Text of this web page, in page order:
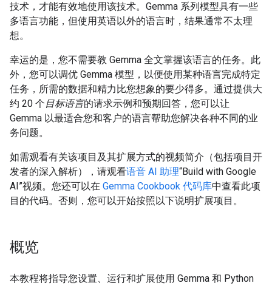
技术，才能有效地使用该技术。Gemma 系列模型具有一些
多语言功能，但使用英语以外的语言时，结果通常不太理
想。
幸运的是，您不需要教 Gemma 全文掌握该语言的任务。此
外，您可以调优 Gemma 模型，以便使用某种语言完成特定
任务，所需的数据和精力比您想象的要少得多。通过提供大
约 20 个目标语言的请求示例和预期回答，您可以让
Gemma 以最适合您和客户的语言帮助您解决各种不同的业
务问题。
如需观看有关该项目及其扩展方式的视频简介（包括项目开
发者的深入解析），请观看语音 AI 助理“Build with Google
AI”视频。您还可以在 Gemma Cookbook 代码库中查看此项
目的代码。否则，您可以开始按照以下说明扩展项目。
概览
本教程将指导您设置、运行和扩展使用 Gemma 和 Python